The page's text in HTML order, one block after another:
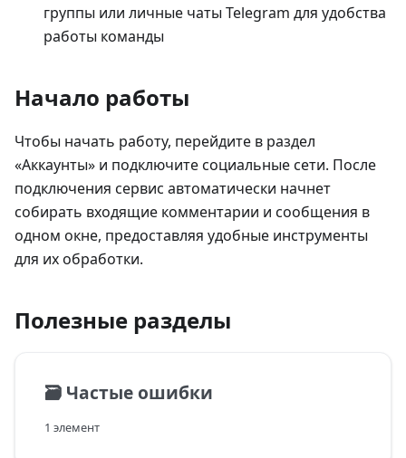
группы или личные чаты Telegram для удобства
работы команды
Начало работы
Чтобы начать работу, перейдите в раздел
«Аккаунты» и подключите социальные сети. После
подключения сервис автоматически начнет
собирать входящие комментарии и сообщения в
одном окне, предоставляя удобные инструменты
для их обработки.
Полезные разделы
🗃️ Частые ошибки
1 элемент